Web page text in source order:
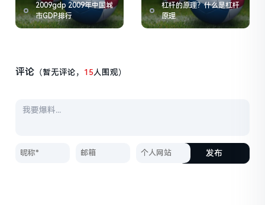
2009gdp 2009年中国城
市GDP排行
杠杆的原理？什么是杠杆
原理
评论 （暂无评论， 15人围观）
发布